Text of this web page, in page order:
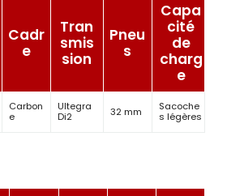
Cadr
e
Tran
smis
sion
Pneu
s
Capa
cité
de
charg
e
Carbon
e
Ultegra
Di2
32 mm
Sacoche
s légères